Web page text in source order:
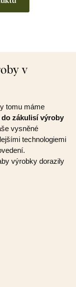
v
tomu máme
zákulisí výroby
vysněné
technologiemi
výrobky dorazily